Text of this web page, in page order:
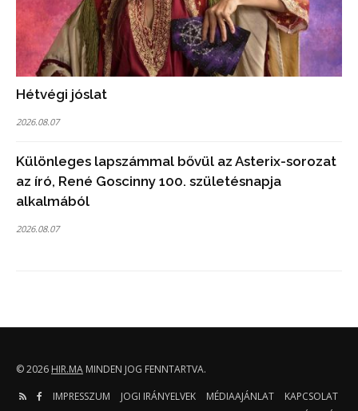
Hétvégi jóslat
2026.08.07
Különleges lapszámmal bővül az Asterix-sorozat
az író, René Goscinny 100. születésnapja
alkalmából
2026.08.07
© 2026 HIR.MA MINDEN JOG FENNTARTVA.
IMPRESSZUM
JOGI IRÁNYELVEK MÉDIAAJÁNLAT
KAPCSOLAT